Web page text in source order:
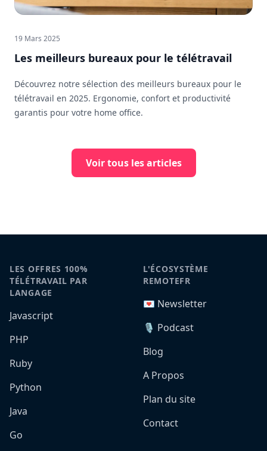
19 Mars 2025
Les meilleurs bureaux pour le télétravail
Découvrez notre sélection des meilleurs bureaux pour le
télétravail en 2025. Ergonomie, confort et productivité
garantis pour votre home office.
Voir tous les articles
LES OFFRES 100%
TÉLÉTRAVAIL PAR
LANGAGE
Javascript
PHP
Ruby
Python
Java
Go
L'ÉCOSYSTÈME
REMOTEFR
💌 Newsletter
🎙️ Podcast
Blog
A Propos
Plan du site
Contact